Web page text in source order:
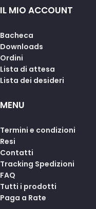
IL MIO ACCOUNT
Bacheca
Downloads
Ordini
Lista di attesa
Lista dei desideri
MENU
Termini e condizioni
Resi
Contatti
Tracking Spedizioni
FAQ
Tutti i prodotti
Paga a Rate